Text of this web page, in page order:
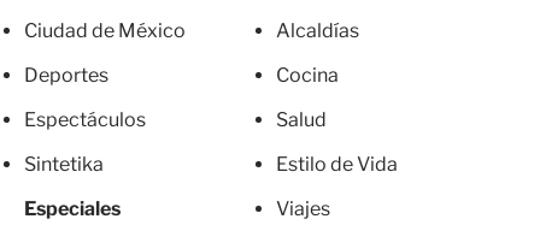
Ciudad de México
Deportes
Espectáculos
Sintetika
Especiales
Alcaldías
Cocina
Salud
Estilo de Vida
Viajes